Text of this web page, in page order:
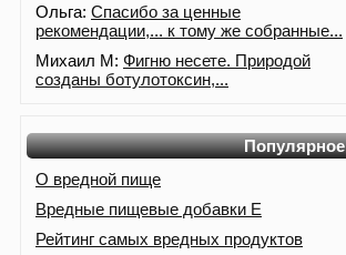
Ольга: Спасибо за ценные
рекомендации,... к тому же собранные...
Михаил М: Фигню несете. Природой
созданы ботулотоксин,...
Популярное
О вредной пище
Вредные пищевые добавки Е
Рейтинг самых вредных продуктов